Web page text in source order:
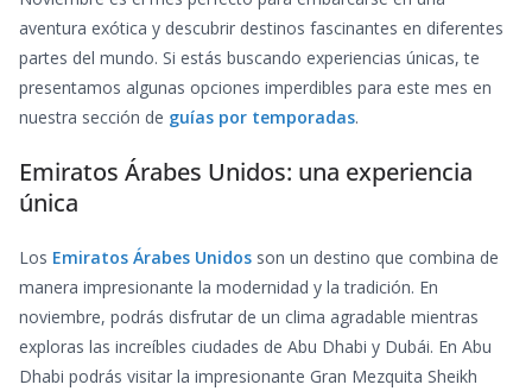
aventura exótica y descubrir destinos fascinantes en diferentes
partes del mundo. Si estás buscando experiencias únicas, te
presentamos algunas opciones imperdibles para este mes en
nuestra sección de guías por temporadas.
Emiratos Árabes Unidos: una experiencia
única
Los Emiratos Árabes Unidos son un destino que combina de
manera impresionante la modernidad y la tradición. En
noviembre, podrás disfrutar de un clima agradable mientras
exploras las increíbles ciudades de Abu Dhabi y Dubái. En Abu
Dhabi podrás visitar la impresionante Gran Mezquita Sheikh